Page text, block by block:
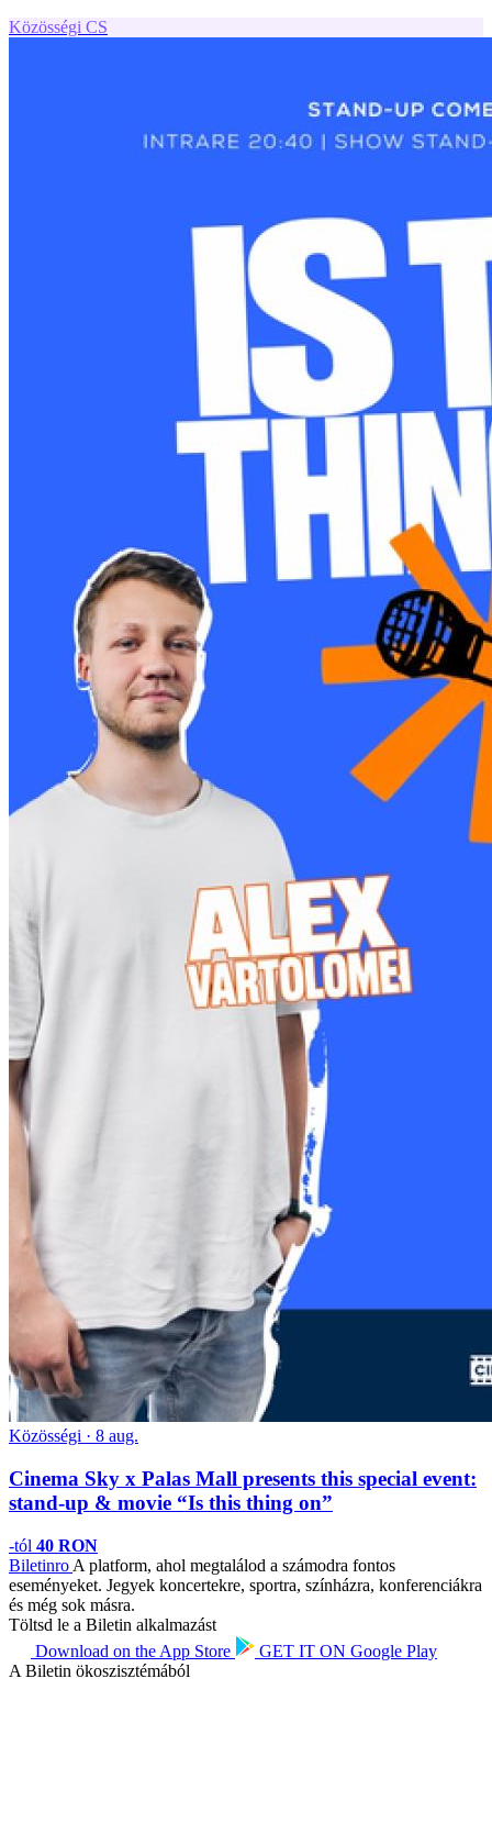
Közösségi CS
Közösségi · 8 aug.
Cinema Sky x Palas Mall presents this special event:
stand-up & movie “Is this thing on”
-tól 40 RON
Biletinro A platform, ahol megtalálod a számodra fontos
eseményeket. Jegyek koncertekre, sportra, színházra, konferenciákra
és még sok másra.
Töltsd le a Biletin alkalmazást
Download on the App Store GET IT ON Google Play
A Biletin ökoszisztémából